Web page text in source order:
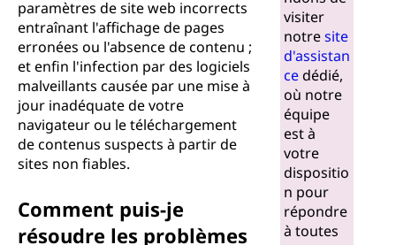
paramètres de site web incorrects
entraînant l'affichage de pages
erronées ou l'absence de contenu ;
et enfin l'infection par des logiciels
malveillants causée par une mise à
jour inadéquate de votre
navigateur ou le téléchargement
de contenus suspects à partir de
sites non fiables.
Comment puis-je
résoudre les problèmes
visiter
notresite
d'assistan
cedédié,
où notre
équipe
est à
votre
dispositio
n pour
répondre
à toutes